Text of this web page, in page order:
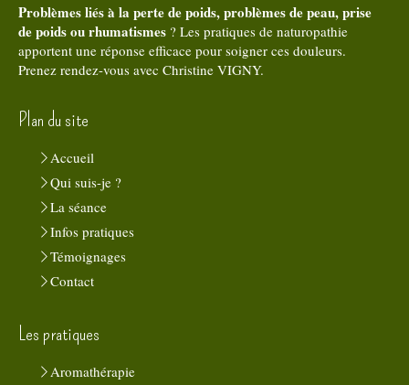
Problèmes liés à la perte de poids, problèmes de peau, prise
de poids ou rhumatismes ? Les pratiques de naturopathie
apportent une réponse efficace pour soigner ces douleurs.
Prenez rendez-vous avec Christine VIGNY.
Plan du site
Accueil
Qui suis-je ?
La séance
Infos pratiques
Témoignages
Contact
Les pratiques
Aromathérapie